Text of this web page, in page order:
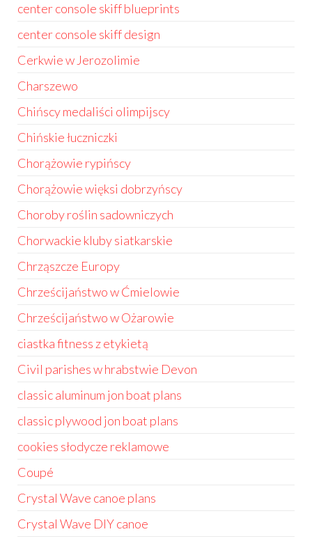
center console skiff blueprints
center console skiff design
Cerkwie w Jerozolimie
Charszewo
Chińscy medaliści olimpijscy
Chińskie łuczniczki
Chorążowie rypińscy
Chorążowie więksi dobrzyńscy
Choroby roślin sadowniczych
Chorwackie kluby siatkarskie
Chrząszcze Europy
Chrześcijaństwo w Ćmielowie
Chrześcijaństwo w Ożarowie
ciastka fitness z etykietą
Civil parishes w hrabstwie Devon
classic aluminum jon boat plans
classic plywood jon boat plans
cookies słodycze reklamowe
Coupé
Crystal Wave canoe plans
Crystal Wave DIY canoe